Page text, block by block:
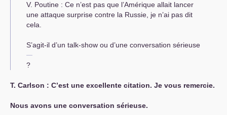
V. Poutine : Ce n’est pas que l’Amérique allait lancer
une attaque surprise contre la Russie, je n’ai pas dit
cela.
S’agit-il d’un talk-show ou d’une conversation sérieuse
?
Т. Carlson : C’est une excellente citation. Je vous remercie.
Nous avons une conversation sérieuse.